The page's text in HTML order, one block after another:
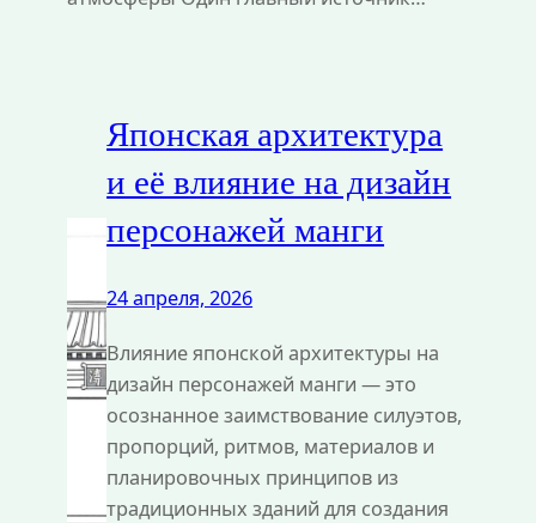
Японская архитектура
и её влияние на дизайн
персонажей манги
24 апреля, 2026
Влияние японской архитектуры на
дизайн персонажей манги — это
осознанное заимствование силуэтов,
пропорций, ритмов, материалов и
планировочных принципов из
традиционных зданий для создания